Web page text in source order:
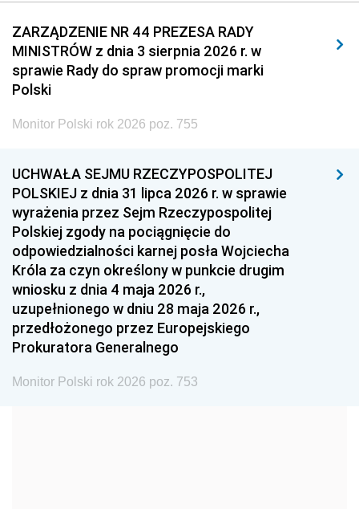
2011 2010 2009
2008 2007 2006
2005
1996 1995 1994
1993 1992 1991
1990 1989
1987 1986 1985
1984 1983
1981 1980 1979
1978 1977
1975 1974
ZARZĄDZENIE NR 44 PREZESA RADY
MINISTRÓW z dnia 3 sierpnia 2026 r. w
sprawie Rady do spraw promocji marki
Polski
Monitor Polski rok 2026 poz. 755
UCHWAŁA SEJMU RZECZYPOSPOLITEJ
POLSKIEJ z dnia 31 lipca 2026 r. w sprawie
wyrażenia przez Sejm Rzeczypospolitej
Polskiej zgody na pociągnięcie do
odpowiedzialności karnej posła Wojciecha
Króla za czyn określony w punkcie drugim
wniosku z dnia 4 maja 2026 r.,
uzupełnionego w dniu 28 maja 2026 r.,
przedłożonego przez Europejskiego
Prokuratora Generalnego
Monitor Polski rok 2026 poz. 753